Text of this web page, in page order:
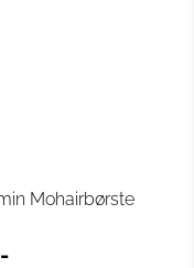
Mohairbørste